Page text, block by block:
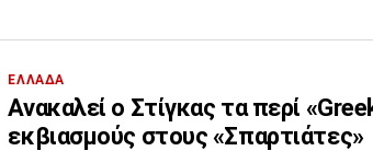
ΕΛΛΑΔΑ
Ανακαλεί ο Στίγκας τα περί
εκβιασμούς στους «Σπαρτιάτες»